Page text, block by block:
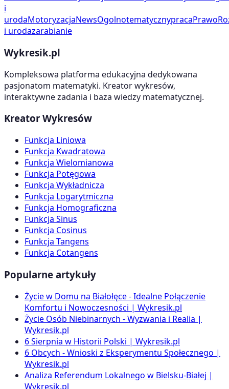
i
urodaMotoryzacjaNewsOgolnotematycznypracaPrawo
i urodazarabianie
Wykresik.pl
Kompleksowa platforma edukacyjna dedykowana
pasjonatom matematyki. Kreator wykresów,
interaktywne zadania i baza wiedzy matematycznej.
Kreator Wykresów
Funkcja Liniowa
Funkcja Kwadratowa
Funkcja Wielomianowa
Funkcja Potęgowa
Funkcja Wykładnicza
Funkcja Logarytmiczna
Funkcja Homograficzna
Funkcja Sinus
Funkcja Cosinus
Funkcja Tangens
Funkcja Cotangens
Popularne artykuły
Życie w Domu na Białołęce - Idealne Połączenie
Komfortu i Nowoczesności | Wykresik.pl
Życie Osób Niebinarnych - Wyzwania i Realia |
Wykresik.pl
6 Sierpnia w Historii Polski | Wykresik.pl
6 Obcych - Wnioski z Eksperymentu Społecznego |
Wykresik.pl
Analiza Referendum Lokalnego w Bielsku-Białej |
Wykresik.pl